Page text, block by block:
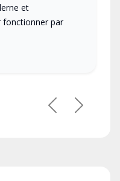
et
fonctionner par
PrécédentSuivant